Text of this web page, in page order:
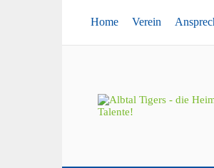
Home Verein